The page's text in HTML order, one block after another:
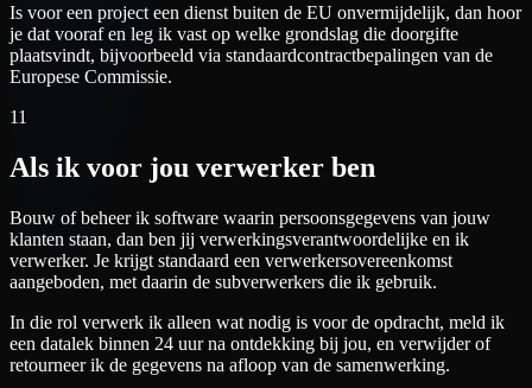
Is voor een project een dienst buiten de EU onvermijdelijk, dan hoor
je dat vooraf en leg ik vast op welke grondslag die doorgifte
plaatsvindt, bijvoorbeeld via standaardcontractbepalingen van de
Europese Commissie.
11
Als ik voor jou verwerker ben
Bouw of beheer ik software waarin persoonsgegevens van jouw
klanten staan, dan ben jij verwerkingsverantwoordelijke en ik
verwerker. Je krijgt standaard een verwerkersovereenkomst
aangeboden, met daarin de subverwerkers die ik gebruik.
In die rol verwerk ik alleen wat nodig is voor de opdracht, meld ik
een datalek binnen 24 uur na ontdekking bij jou, en verwijder of
retourneer ik de gegevens na afloop van de samenwerking.